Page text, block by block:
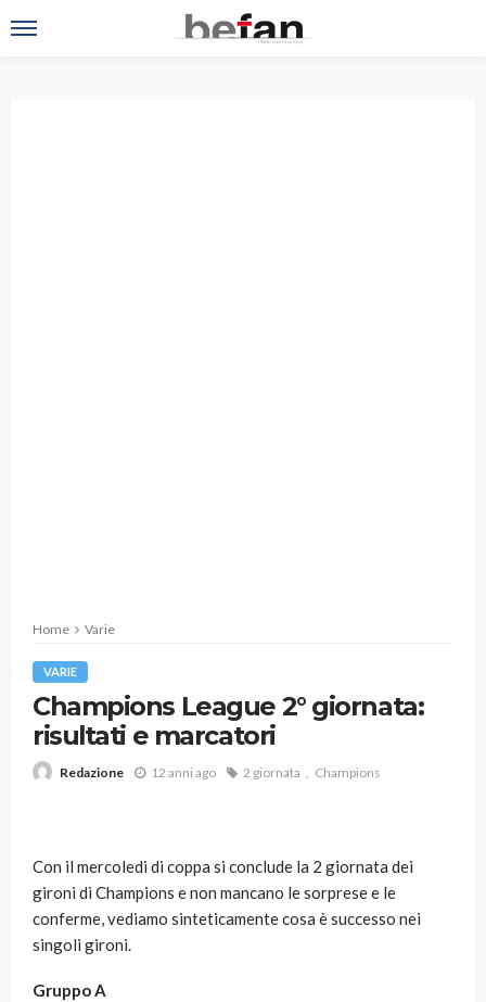
Home Varie
VARIE
Champions League 2° giornata:
risultati e marcatori
Redazione 12 anni ago 2 giornata Champions
Con il mercoledi di coppa si conclude la 2 giornata dei
gironi di Champions e non mancano le sorprese e le
conferme, vediamo sinteticamente cosa è successo nei
singoli gironi.
Gruppo A